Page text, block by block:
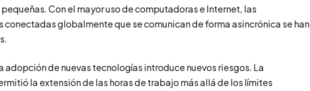
Con el mayor uso de computadoras e Internet, las
conectadas globalmente que se comunican de forma asincrónica se han
adopción de nuevas tecnologías introduce nuevos riesgos. La
la extensión de las horas de trabajo más allá de los límites